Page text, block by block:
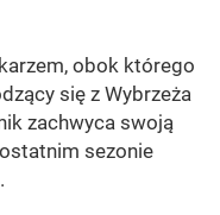
obok którego
się z Wybrzeża
zachwyca swoją
sezonie